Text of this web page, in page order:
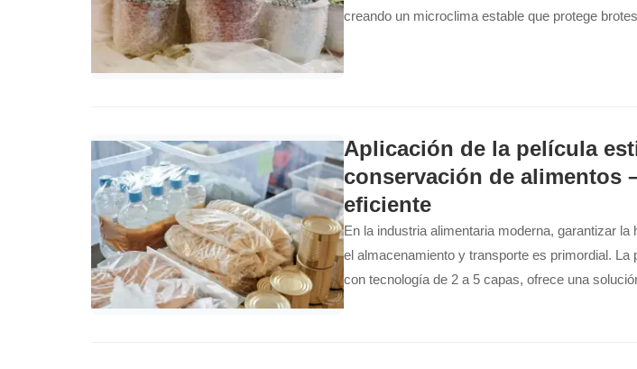
creando un microclima estable que protege
Aplicación de la película
conservación de alimentos
eficiente
En la industria alimentaria moderna, garantizar
el almacenamiento y transporte es primordial.
con tecnología de 2 a 5 capas, ofrece una
Descubra cómo una máquina de fabricación de